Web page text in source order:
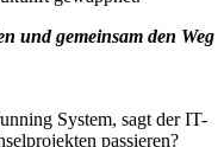
und gemeinsam den Weg
System, sagt der IT-
passieren?